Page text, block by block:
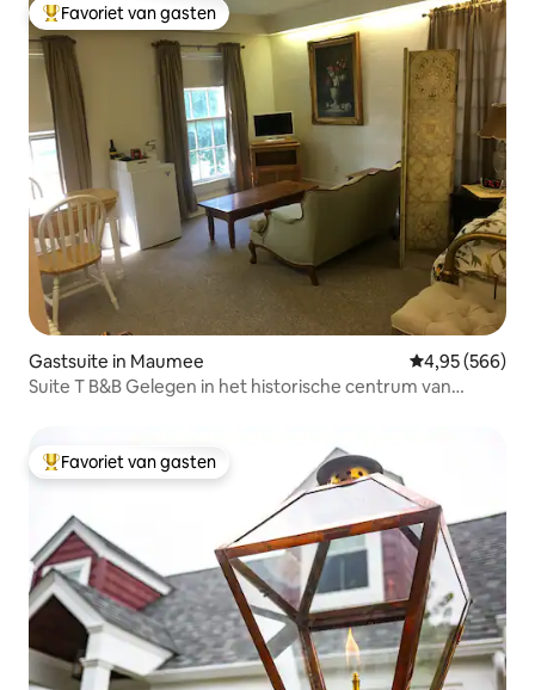
Topfavoriet van gasten
Favoriet van gasten
Gastsuite in Maumee Gemiddelde
4,95 (566)
Suite T B&B Gelegen in het historische centrum van
Topfavoriet van gasten
Favoriet van gasten